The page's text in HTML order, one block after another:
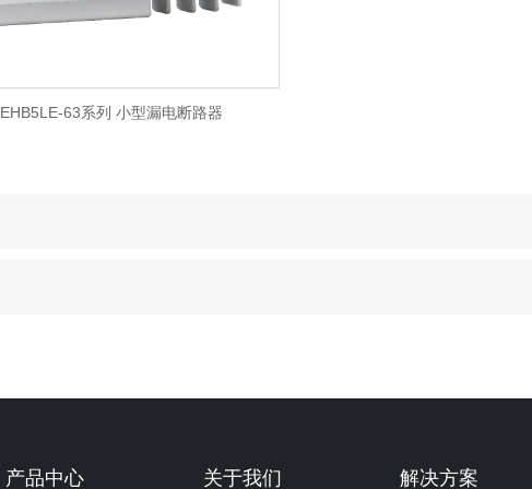
EHB5LE-63系列 小型漏电断路器
产品中心 关于我们 解决方案